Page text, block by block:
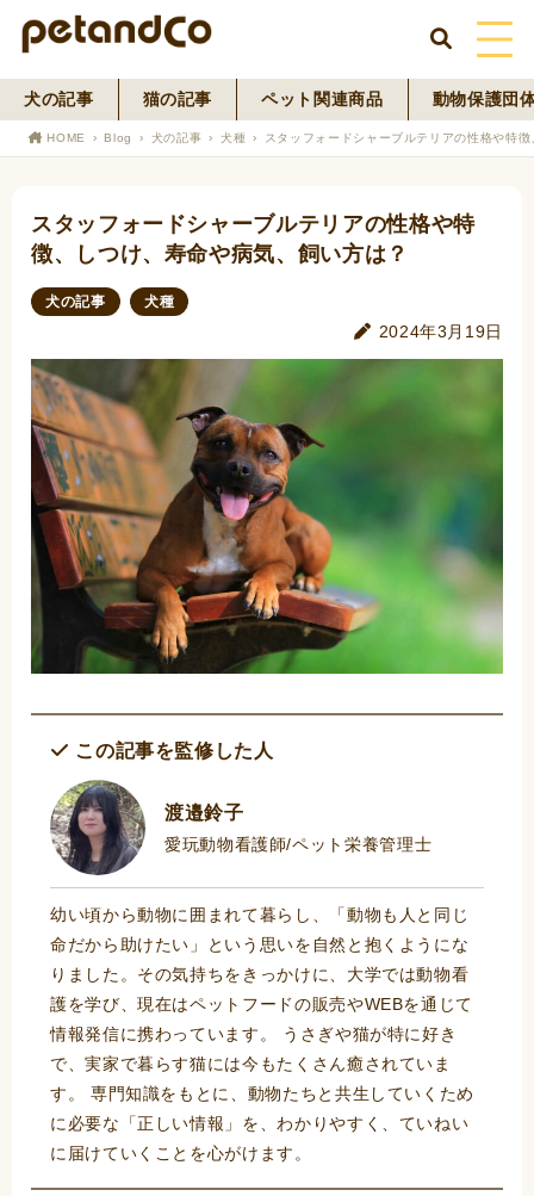
HOME
News
犬の記事 猫の記事 ペット関連商品 動物保護団
HOME Blog 犬の記事 犬種 スタッフォードシャーブルテリアの性格や特
スタッフォードシャーブルテリアの性格や特
徴、しつけ、寿命や病気、飼い方は？
犬の記事 犬種
2024年3月19日
この記事を監修した人
渡邉鈴子
愛玩動物看護師/ペット栄養管理士
幼い頃から動物に囲まれて暮らし、「動物も人と同じ
命だから助けたい」という思いを自然と抱くようにな
りました。その気持ちをきっかけに、大学では動物看
護を学び、現在はペットフードの販売やWEBを通じて
情報発信に携わっています。 うさぎや猫が特に好き
で、実家で暮らす猫には今もたくさん癒されていま
す。 専門知識をもとに、動物たちと共生していくため
に必要な「正しい情報」を、わかりやすく、ていねい
に届けていくことを心がけます。